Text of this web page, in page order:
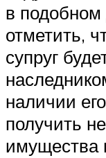
в подобном
отметить,
супруг
наличии
получить
имущества